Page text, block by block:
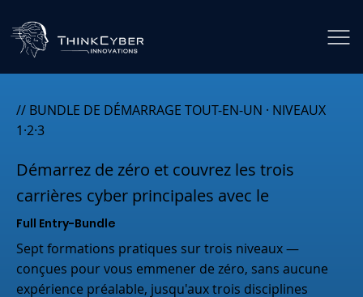
// BUNDLE DE DÉMARRAGE TOUT-EN-UN · NIVEAUX
1·2·3
Démarrez de zéro et couvrez les trois
carrières cyber principales avec le
Full Entry-Bundle
Sept formations pratiques sur trois niveaux —
conçues pour vous emmener de zéro, sans aucune
expérience préalable, jusqu'aux trois disciplines